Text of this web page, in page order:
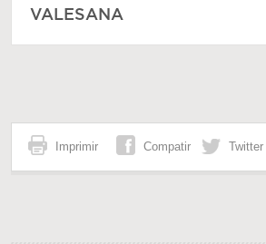
VALESANA
Imprimir Compatir Twitter